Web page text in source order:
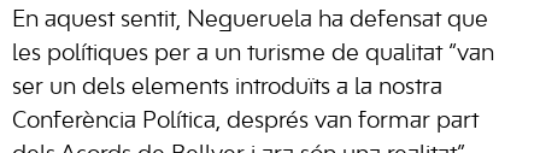
En aquest sentit, Negueruela ha defensat que
les polítiques per a un turisme de qualitat “van
ser un dels elements introduïts a la nostra
Conferència Política, després van formar part